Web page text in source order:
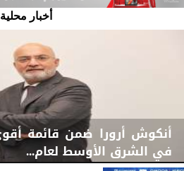
أخبار محلية
في الشرق الأوسط لعام...